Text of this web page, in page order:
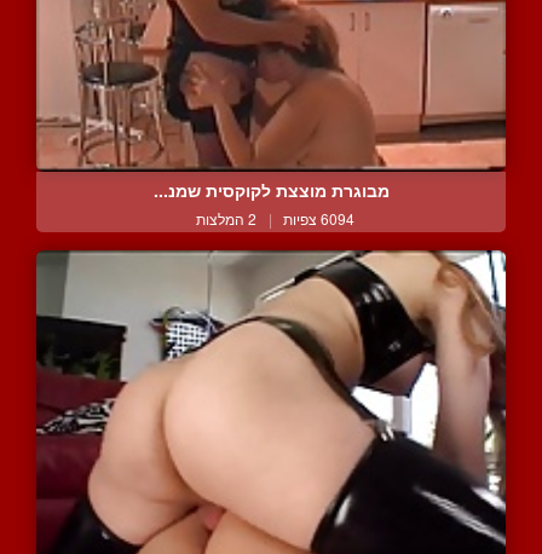
מבוגרת מוצצת לקוקסית שמנ...
6094 צפיות | 2 המלצות